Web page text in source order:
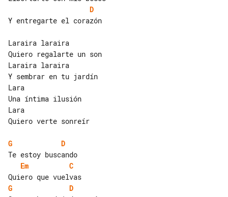
D
Y entregarte el corazón
Laraira laraira
Quiero regalarte un son
Laraira laraira
Y sembrar en tu jardín
Lara
Una íntima ilusión
Lara
Quiero verte sonreír
G
D
Em
C
G
D